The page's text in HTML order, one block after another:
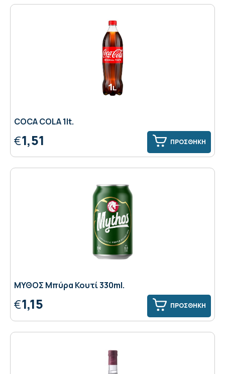
COCA COLA 1lt.
€1,51 ΠΡΟΣΘΗΚΗ
ΜΥΘΟΣ Μπύρα Κουτί 330ml.
€1,15 ΠΡΟΣΘΗΚΗ